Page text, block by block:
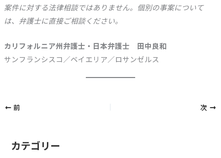
案件に対する法律相談ではありません。個別の事案について
は、弁護士に直接ご相談ください。
カリフォルニア州弁護士・日本弁護士 田中良和
サンフランシスコ／ベイエリア／ロサンゼルス
前 次
カテゴリー